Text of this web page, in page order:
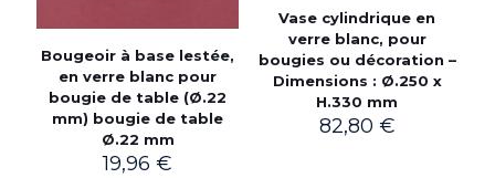
Bougeoir à base lestée,
en verre blanc pour
bougie de table (Ø.22
mm) bougie de table
Ø.22 mm
19,96€
Vase cylindrique en
verre blanc, pour
bougies ou décoration –
Dimensions : Ø.250 x
H.330 mm
82,80 €